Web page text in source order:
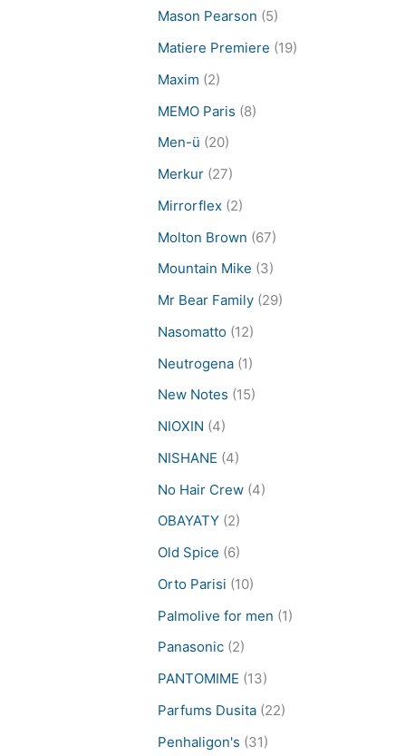
Mason Pearson (5)
Matiere Premiere (19)
Maxim (2)
MEMO Paris (8)
Men-ü (20)
Merkur (27)
Mirrorflex (2)
Molton Brown (67)
Mountain Mike (3)
Mr Bear Family (29)
Nasomatto (12)
Neutrogena (1)
New Notes (15)
NIOXIN (4)
NISHANE (4)
No Hair Crew (4)
OBAYATY (2)
Old Spice (6)
Orto Parisi (10)
Palmolive for men (1)
Panasonic (2)
PANTOMIME (13)
Parfums Dusita (22)
Penhaligon's (31)